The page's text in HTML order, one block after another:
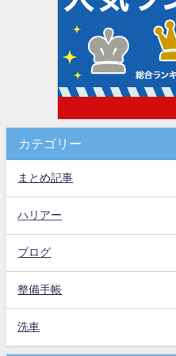
カテゴリー
まとめ記事
ハリアー
ブログ
整備手帳
洗車